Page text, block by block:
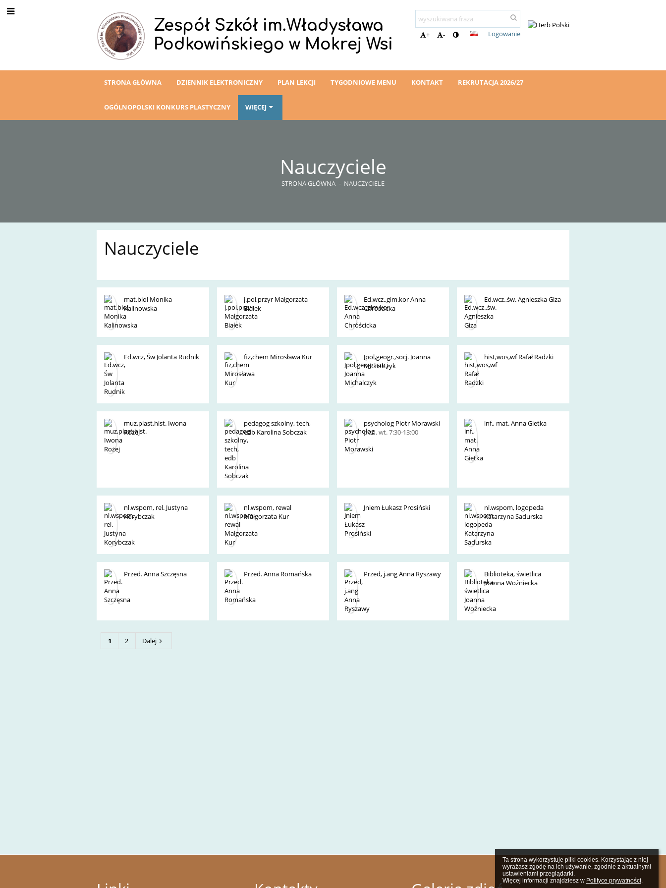
Ta strona wykorzystuje pliki cookies. Korzystając z niej
wyrażasz zgodę na ich używanie, zgodnie z aktualnymi
ustawieniami przeglądarki.
Więcej informacji znajdziesz w Polityce prywatności.
Zespół Szkół im.Władysława
Podkowińskiego w Mokrej Wsi
+ - Logowanie
STRONA GŁÓWNA DZIENNIK ELEKTRONICZNY PLAN LEKCJI TYGODNIOWE MENU KONTAKT REKRUTACJA 2026/27
OGÓLNOPOLSKI KONKURS PLASTYCZNY WIĘCEJ
Nauczyciele
STRONA GŁÓWNA - NAUCZYCIELE
Nauczyciele
mat,biol Monika
Kalinowska
j.pol,przyr Małgorzata
Białek
Ed.wcz.,gim.kor Anna
Chróścicka
Ed.wcz.,św. Agnieszka Giza
Ed.wcz, Św Jolanta Rudnik fiz,chem Mirosława Kur
Jpol,geogr.,socj. Joanna
Michalczyk
hist,wos,wf Rafał Radzki
muz,plast,hist. Iwona
Rożej
pedagog szkolny, tech,
edb Karolina Sobczak
psycholog Piotr Morawski
pon. wt. 7:30-13:00
inf., mat. Anna Gietka
nl.wspom, rel. Justyna
Korybczak
nl.wspom, rewal
Małgorzata Kur
Jniem Łukasz Prosiński
nl.wspom, logopeda
Katarzyna Sadurska
Przed. Anna Szczęsna Przed. Anna Romańska Przed, j.ang Anna Ryszawy
Biblioteka, świetlica
Joanna Woźniecka
1 2 Dalej